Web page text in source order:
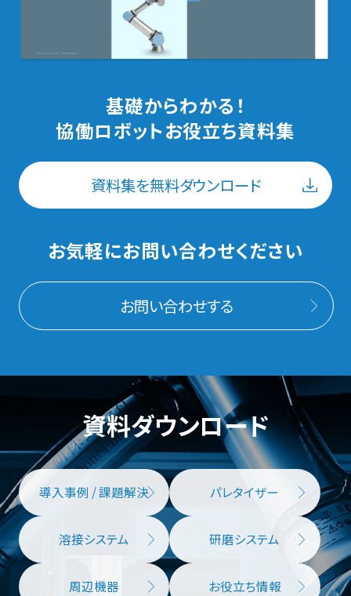
はくり・はつり
グリッパー
カメラ
MIRKA
Fronius
ダイヘン
KEYENCE(キーエンス)
サトー
大和製衡
Anritsu（アンリツ）
基礎からわかる！
協働ロボットお役立ち資料集
資料集を無料ダウンロード
お気軽にお問い合わせください
お問い合わせする
資料ダウンロード
導入事例 / 課題解決 パレタイザー
溶接システム 研磨システム
周辺機器 お役立ち情報